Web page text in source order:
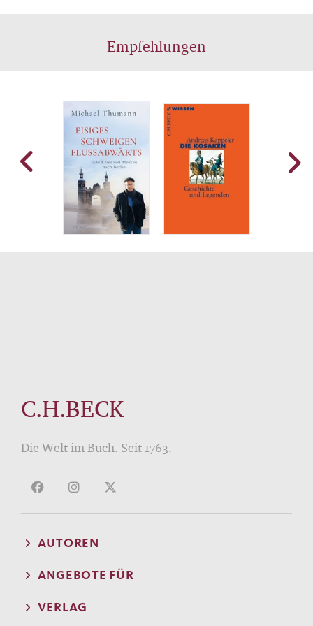
Empfehlungen
C.H.BECK
Die Welt im Buch. Seit 1763.
AUTOREN
ANGEBOTE FÜR
VERLAG